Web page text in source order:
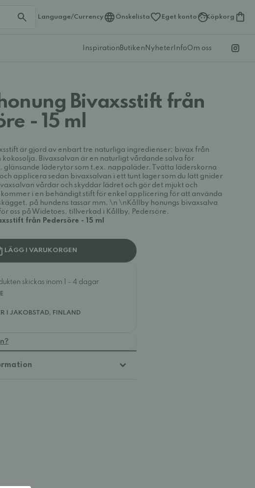
Language/Currency Önskelista Eget konto Köpkorg
Inspiration Butiken Nyheter InfoOm oss
Bivaxsstift från
- 15 ml
är gjord av enbart tre naturliga ingredienser; bivax från
kokosolja. Bivaxsalvan är en naturligt vårdande salva för
glänsande läderytor som t.ex. nappaläder. Tvätta läderskorna
applicera sedan bivaxsalvan i ett tunt lager som du lätt gnider
vårdar och skyddar lädret och gör det mjukt och
i en behändigt stift för enkel applicering för att använda
på hundens tassar mm. \n \nKållby honungs bivaxsalva
oss på Widetoes, tillverkad i Kållby, Pedersöre.
från Pedersöre - 15 ml
LÄGG I VARUKORGEN
skickas inom 1 - 4 dagar
I JAKOBSTAD, FINLAND